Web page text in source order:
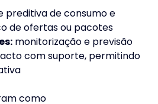
preditiva de consumo e
de ofertas ou pacotes
monitorização e previsão
com suporte, permitindo
como